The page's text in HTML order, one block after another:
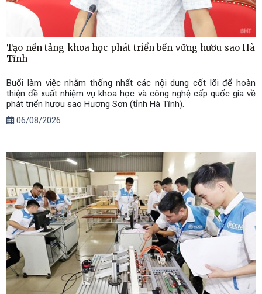
Tạo nền tảng khoa học phát triển bền vững hươu sao Hà
Tĩnh
Buổi làm việc nhằm thống nhất các nội dung cốt lõi để hoàn
thiện đề xuất nhiệm vụ khoa học và công nghệ cấp quốc gia về
phát triển hươu sao Hương Sơn (tỉnh Hà Tĩnh).
06/08/2026